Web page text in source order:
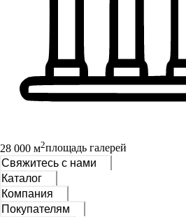
28 000 м2площадь галерей
Свяжитесь с нами
Каталог
Компания
Покупателям